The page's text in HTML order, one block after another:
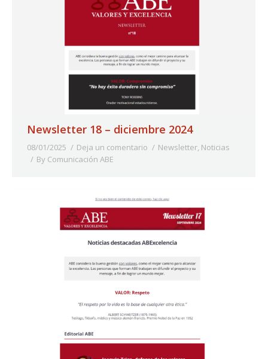
Newsletter 18 – diciembre 2024
08/01/2025 Deja un comentario Newsletter, Noticias
By Comunicación ABE